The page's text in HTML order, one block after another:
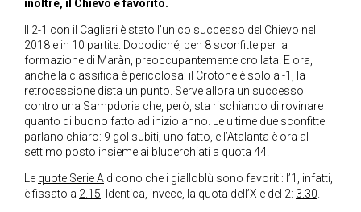
inoltre, il Chievo è favorito.
Il 2-1 con il Cagliari è stato l’unico successo del Chievo nel
2018 e in 10 partite. Dopodiché, ben 8 sconfitte per la
formazione di Maràn, preoccupantemente crollata. E ora,
anche la classifica è pericolosa: il Crotone è solo a -1, la
retrocessione dista un punto. Serve allora un successo
contro una Sampdoria che, però, sta rischiando di rovinare
quanto di buono fatto ad inizio anno. Le ultime due sconfitte
parlano chiaro: 9 gol subiti, uno fatto, e l’Atalanta è ora al
settimo posto insieme ai blucerchiati a quota 44.
Le quote Serie A dicono che i gialloblù sono favoriti: l’1, infatti,
è fissato a 2.15. Identica, invece, la quota dell’X e del 2: 3.30.